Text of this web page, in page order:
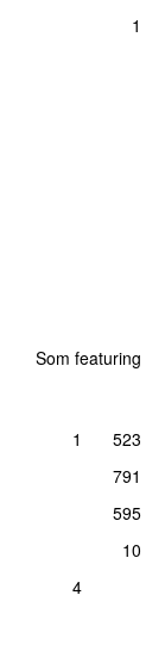
1
Som featuring
1
523
791
595
10
4